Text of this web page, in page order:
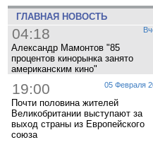
ГЛАВНАЯ НОВОСТЬ
04:18
Александр Мамонтов "85
процентов кинорынка занято
американским кино"
05 Февраля
19:00
Почти половина жителей
Великобритании выступают за
выход страны из Европейского
союза